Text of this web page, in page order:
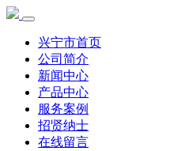
兴宁市首页
公司简介
新闻中心
产品中心
服务案例
招贤纳士
在线留言